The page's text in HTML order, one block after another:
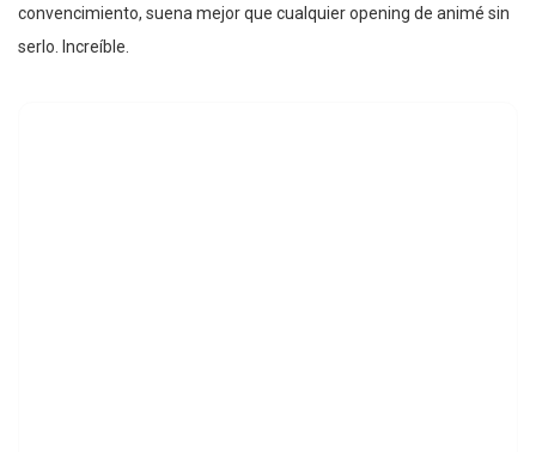
convencimiento, suena mejor que cualquier opening de animé sin
serlo. Increíble.